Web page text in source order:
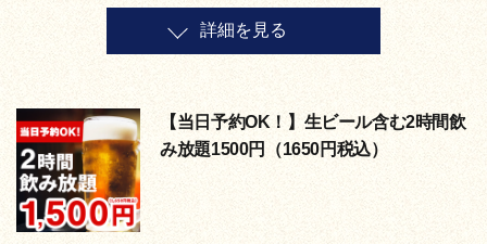
詳細を見る
【当日予約OK！】生ビール含む2時間飲
み放題1500円（1650円税込）